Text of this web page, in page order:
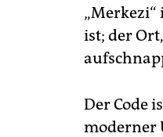
ist; der
Der Code
moderner